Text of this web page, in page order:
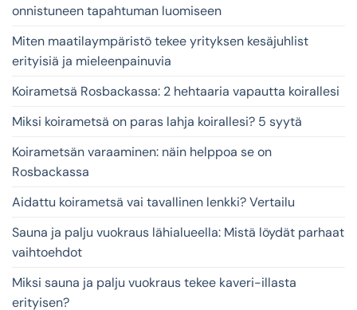
onnistuneen tapahtuman luomiseen
Miten maatilaympäristö tekee yrityksen kesäjuhlist
erityisiä ja mieleenpainuvia
Koirametsä Rosbackassa: 2 hehtaaria vapautta koirallesi
Miksi koirametsä on paras lahja koirallesi? 5 syytä
Koirametsän varaaminen: näin helppoa se on
Rosbackassa
Aidattu koirametsä vai tavallinen lenkki? Vertailu
Sauna ja palju vuokraus lähialueella: Mistä löydät parhaat
vaihtoehdot
Miksi sauna ja palju vuokraus tekee kaveri-illasta
erityisen?